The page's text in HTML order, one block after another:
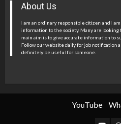
About Us
I am an ordinary responsible citizen and I
information to the society. Many are
main aim is to give accurate information to
Follow our website daily for job notification
definitely be useful for someone.
YouTube